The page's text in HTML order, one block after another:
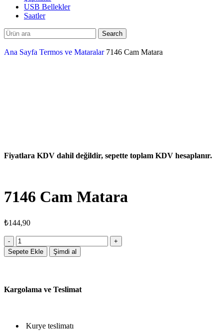
USB Bellekler
Saatler
Search
Ana Sayfa Termos ve Mataralar 7146 Cam Matara
Fiyatlara KDV dahil değildir, sepette toplam KDV hesaplanır.
7146 Cam Matara
₺144,90
Sepete Ekle Şimdi al
Kargolama ve Teslimat
Kurye teslimatı